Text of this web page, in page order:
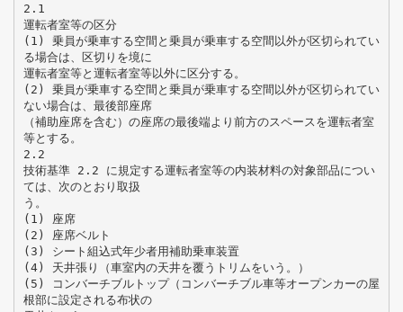
2.1
運転者室等の区分
(1) 乗員が乗車する空間と乗員が乗車する空間以外が区切られてい
る場合は、区切りを境に
運転者室等と運転者室等以外に区分する。
(2) 乗員が乗車する空間と乗員が乗車する空間以外が区切られてい
ない場合は、最後部座席
（補助座席を含む）の座席の最後端より前方のスペースを運転者室
等とする。
2.2
技術基準 2.2 に規定する運転者室等の内装材料の対象部品につい
ては、次のとおり取扱
う。
(1) 座席
(2) 座席ベルト
(3) シート組込式年少者用補助乗車装置
(4) 天井張り（車室内の天井を覆うトリムをいう。）
(5) コンバーチブルトップ（コンバーチブル車等オープンカーの屋
根部に設定される布状の